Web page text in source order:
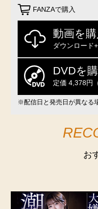
FANZAで購入
動画を購
ダウンロード
DVDを
定価 4,378円
※配信日と発売日が異なる
お